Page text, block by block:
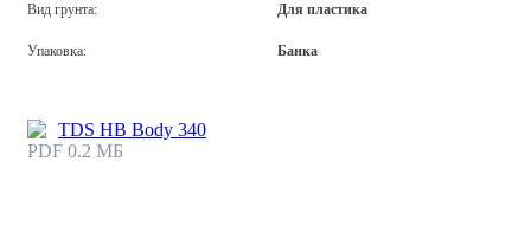
Вид грунта: Для пластика
Упаковка: Банка
TDS HB Body 340
PDF 0.2 МБ